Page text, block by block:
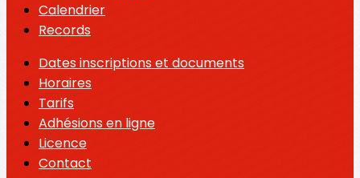
Calendrier
Records
Dates inscriptions et documents
Horaires
Tarifs
Adhésions en ligne
Licence
Contact